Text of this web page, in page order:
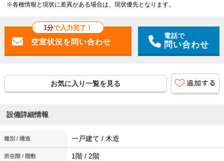
※各種情報と現状に差異がある場合は、現状優先となります。
1分で入力完了！
電話で
問い合わせ
お気に入り一覧を見る
設備詳細情報
種別 / 構造 一戸建て / 木造
所在階 / 階数 1階 / 2階